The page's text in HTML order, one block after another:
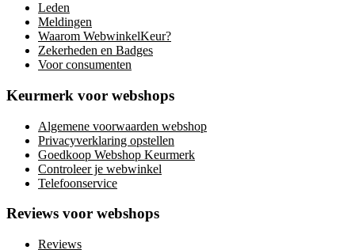
Leden
Meldingen
Waarom WebwinkelKeur?
Zekerheden en Badges
Voor consumenten
Keurmerk voor webshops
Algemene voorwaarden webshop
Privacyverklaring opstellen
Goedkoop Webshop Keurmerk
Controleer je webwinkel
Telefoonservice
Reviews voor webshops
Reviews